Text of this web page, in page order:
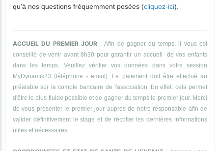
qu'à nos questions fréquemment posées (cliquez-ici).
ACCUEIL DU PREMIER JOUR : Afin de gagner du temps, il vous est
conseillé de venir avant 8h30 pour garantir un accueil de vos enfants
dans les temps. Veuillez vérifier vos données dans votre session
MyDynamix23 (téléphone - email). Le paiement doit être effectué au
préalable sur le compte bancaire de l'association. En effet, cela permet
d'être le plus fluide possible et de gagner du temps le premier jour. Merci
de vous présenter le premier jour auprès de notre responsable afin de
valider définitivement le stage et de récolter les dernières informations
utiles et nécessaires.